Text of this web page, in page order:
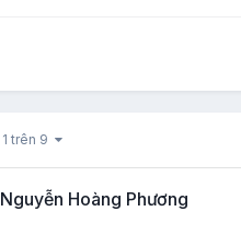
trên 9
Hoàng Phương